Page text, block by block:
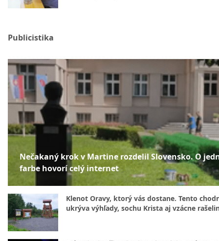
Publicistika
Nečakaný krok v Martine rozdelil Slovensko. O
farbe hovorí celý internet
Klenot Oravy, ktorý vás dostane. Tento
ukrýva výhľady, sochu Krista aj vzácne